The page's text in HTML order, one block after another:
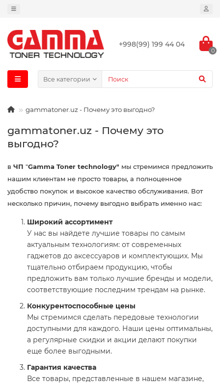
+998(99) 199 44 04
0
Все категории
gammatoner.uz - Почему это выгодно?
gammatoner.uz - Почему это
выгодно?
в ЧП "Gamma Toner technology" мы стремимся предложить
нашим клиентам не просто товары, а полноценное
удобство покупок и высокое качество обслуживания. Вот
несколько причин, почему выгодно выбрать именно нас:
Широкий ассортимент
У нас вы найдете лучшие товары по самым
актуальным технологиям: от современных
гаджетов до аксессуаров и комплектующих. Мы
тщательно отбираем продукцию, чтобы
предложить вам только лучшие бренды и модели,
соответствующие последним трендам на рынке.
Конкурентоспособные цены
Мы стремимся сделать передовые технологии
доступными для каждого. Наши цены оптимальны,
а регулярные скидки и акции делают покупки
еще более выгодными.
Гарантия качества
Все товары, представленные в нашем магазине,